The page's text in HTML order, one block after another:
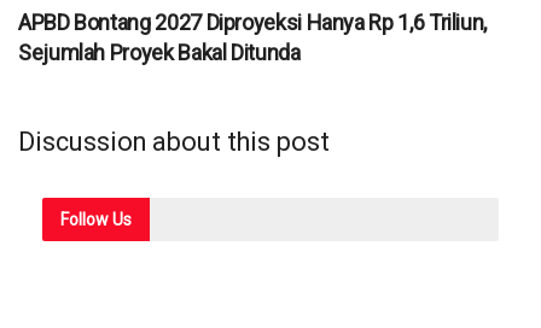
APBD Bontang 2027 Diproyeksi Hanya Rp 1,6 Triliun,
Sejumlah Proyek Bakal Ditunda
Discussion about this post
FollowUs